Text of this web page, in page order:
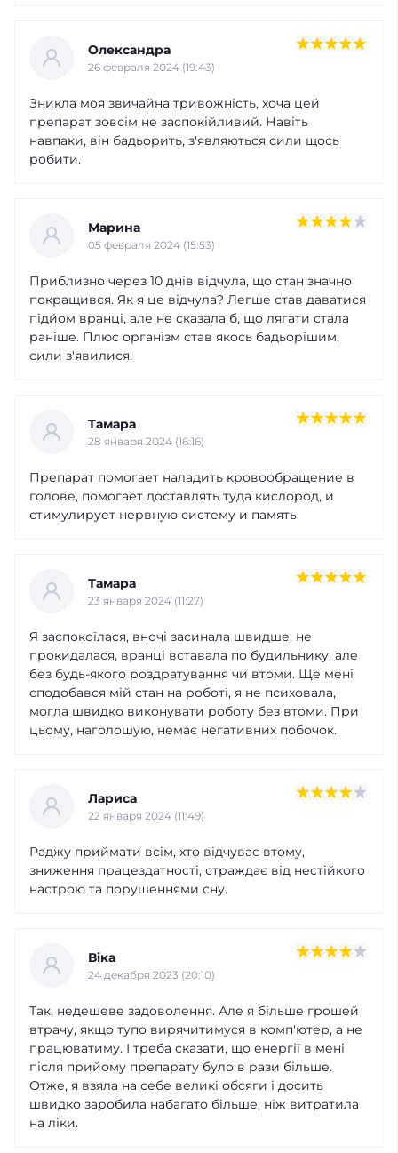
Олександра
26 февраля 2024 (19:43)
Зникла моя звичайна тривожність, хоча цей
препарат зовсім не заспокійливий. Навіть
навпаки, він бадьорить, з'являються сили щось
робити.
Марина
05 февраля 2024 (15:53)
Приблизно через 10 днів відчула, що стан значно
покращився. Як я це відчула? Легше став даватися
підйом вранці, але не сказала б, що лягати стала
раніше. Плюс організм став якось бадьорішим,
сили з'явилися.
Тамара
28 января 2024 (16:16)
Препарат помогает наладить кровообращение в
голове, помогает доставлять туда кислород, и
стимулирует нервную систему и память.
Тамара
23 января 2024 (11:27)
Я заспокоїлася, вночі засинала швидше, не
прокидалася, вранці вставала по будильнику, але
без будь-якого роздратування чи втоми. Ще мені
сподобався мій стан на роботі, я не психовала,
могла швидко виконувати роботу без втоми. При
цьому, наголошую, немає негативних побочок.
Лариса
22 января 2024 (11:49)
Раджу приймати всім, хто відчуває втому,
зниження працездатності, страждає від нестійкого
настрою та порушеннями сну.
Віка
24 декабря 2023 (20:10)
Так, недешеве задоволення. Але я більше грошей
втрачу, якщо тупо вирячитимуся в комп'ютер, а не
працюватиму. І треба сказати, що енергії в мені
після прийому препарату було в рази більше.
Отже, я взяла на себе великі обсяги і досить
швидко заробила набагато більше, ніж витратила
на ліки.